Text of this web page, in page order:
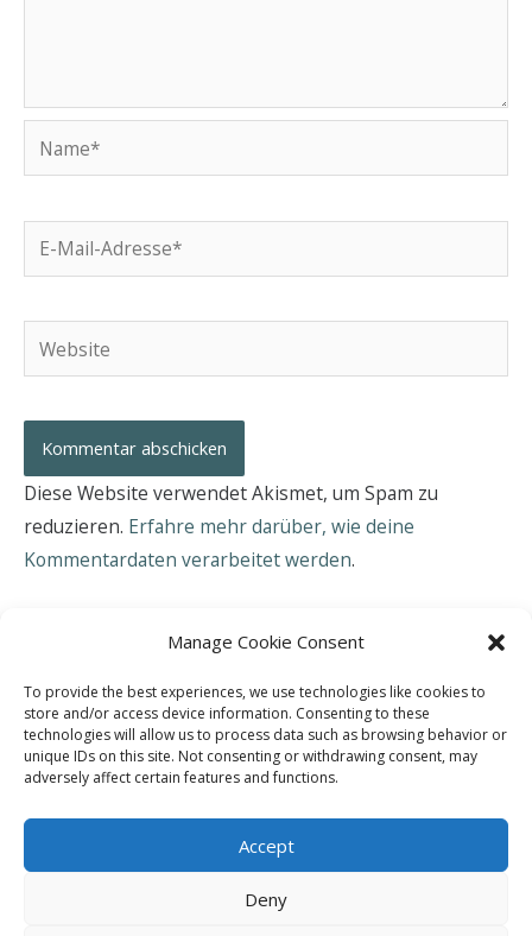
Manage Cookie Consent
To provide the best experiences, we use technologies like cookies to
store and/or access device information. Consenting to these
technologies will allow us to process data such as browsing behavior or
unique IDs on this site. Not consenting or withdrawing consent, may
adversely affect certain features and functions.
Accept
Deny
Name*
Mail-
Website
Diese Website verwendet Akismet, um Spam zu
reduzieren. Erfahre mehr darüber, wie deine
Kommentardaten verarbeitet werden.
Copyright © 2026 Heinrich Schimpf Arzt - Psychoanalytiker